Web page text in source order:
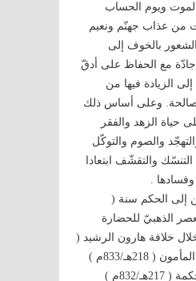
ويوم الحساب
من عذاب جهنّم ونعيم
بالخوف إلى
جادّة مع الحفاظ على أدقّ
الزيادة فيها من
وعلى أساس ذلك
حياة الزهد والفقر
والصوم والتوكّل
والتقشّف ابتعادا
وفسادها .
إلى الحكم سنة (
بدا العصر الذهبيّ للحضارة
خلافة هارون الرشيد (
193هـ/809م ) وابنه المأمون ( 218هـ/833م )
الذي أسّس بيت الحكمة ( 217هـ/832م )